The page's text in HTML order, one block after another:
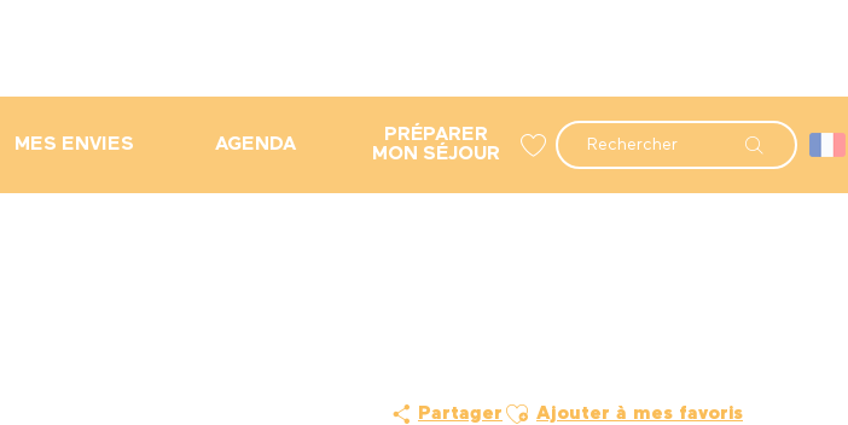
Recherche
MES ENVIES AGENDA
PRÉPARER
MON SÉJOUR
Partager Ajouter aux favoris
Ajouter à mes favoris